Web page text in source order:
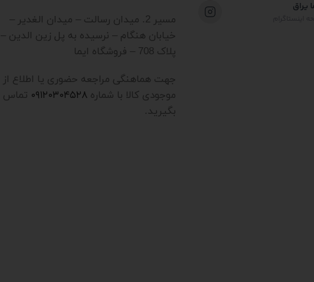
مسیر 2. میدان رسالت – میدان الغدیر –
خیابان هنگام – نرسیده به پل زین الدین –
پلاک 708 – فروشگاه ایما
جهت هماهنگی مراجعه حضوری یا اطلاع از
موجودی کالا با شماره ۰۹۱۲۰۳۰۴۵۲۸ تماس
بگیرید.